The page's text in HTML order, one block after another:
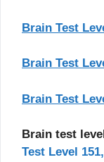
Brain Test
Brain Test
Brain Test
Brain test
Test Level